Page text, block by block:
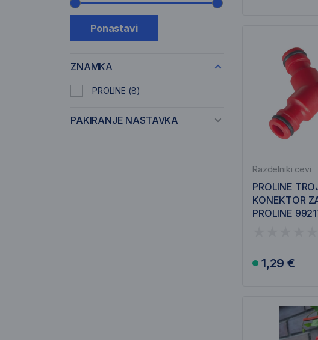
Drsnik cenovnega razpona
Ponastavi
ZNAMKA
PROLINE (8)
PAKIRANJE NASTAVKA
Razdelniki cevi
PROLINE
KONEKTOR
PROLINE
1,29 €